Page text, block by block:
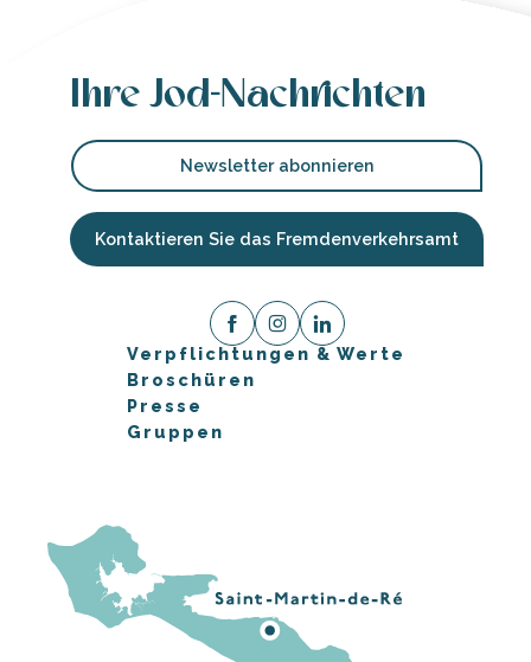
Ihre Jod-Nachrichten
Newsletter abonnieren
Kontaktieren Sie das Fremdenverkehrsamt
Verpflichtungen & Werte
Broschüren
Presse
Gruppen